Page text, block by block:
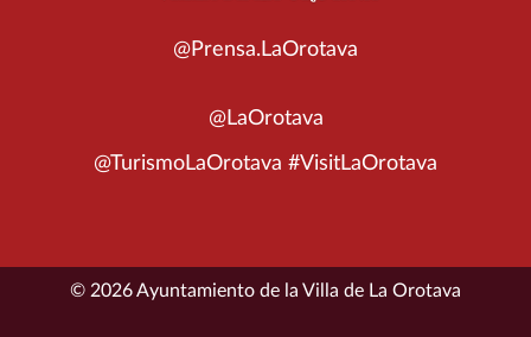
@Prensa.LaOrotava
@LaOrotava
@TurismoLaOrotava #VisitLaOrotava
© 2026 Ayuntamiento de la Villa de La Orotava